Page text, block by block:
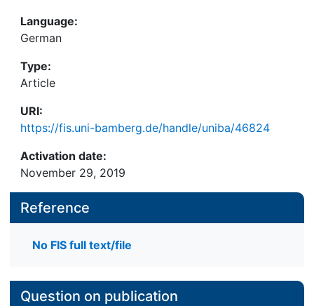
Language:
German
Type:
Article
URI:
https://fis.uni-bamberg.de/handle/uniba/46824
Activation date:
November 29, 2019
Reference
No FIS full text/file
Question on publication